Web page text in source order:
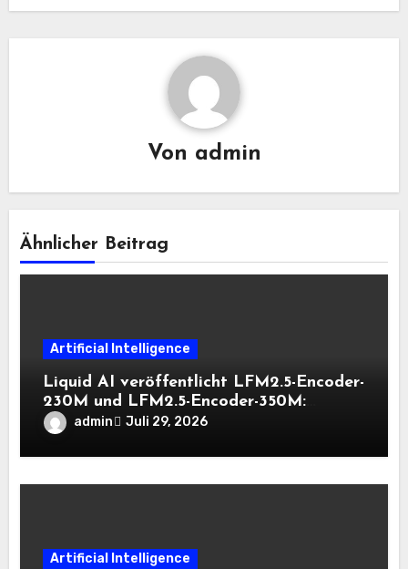
Von admin
Ähnlicher Beitrag
Artificial Intelligence
Liquid AI veröffentlicht LFM2.5-Encoder-
230M und LFM2.5-Encoder-350M:
Bidirektionale Encoder, die bei 8K-
Kontext auf der CPU schnell bleiben
admin Juli 29, 2026
Artificial Intelligence